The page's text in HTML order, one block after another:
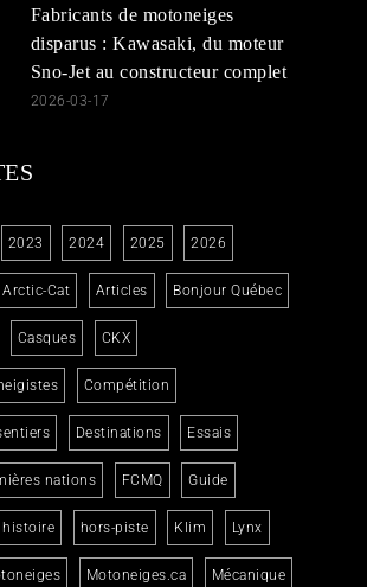
Fabricants de motoneiges
disparus : Kawasaki, du moteur
Sno-Jet au constructeur complet
2026-03-17
2023 2024 2025 2026
Arctic-Cat Articles Bonjour Québec
Casques CKX
Compétition
Destinations Essais
nations FCMQ Guide
histoire hors-piste Klim Lynx
Motoneiges.ca Mécanique